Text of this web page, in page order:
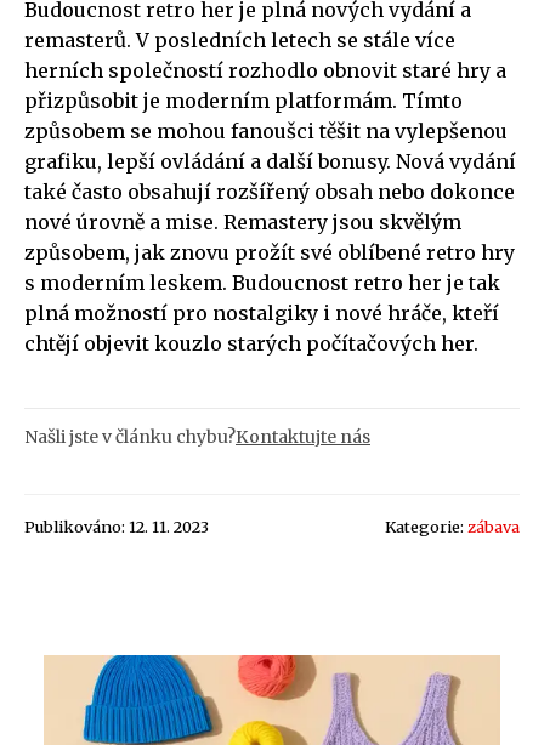
Budoucnost retro her je plná nových vydání a
remasterů. V posledních letech se stále více
herních společností rozhodlo obnovit staré hry a
přizpůsobit je moderním platformám. Tímto
způsobem se mohou fanoušci těšit na vylepšenou
grafiku, lepší ovládání a další bonusy. Nová vydání
také často obsahují rozšířený obsah nebo dokonce
nové úrovně a mise. Remastery jsou skvělým
způsobem, jak znovu prožít své oblíbené retro hry
s moderním leskem. Budoucnost retro her je tak
plná možností pro nostalgiky i nové hráče, kteří
chtějí objevit kouzlo starých počítačových her.
Našli jste v článku chybu?Kontaktujte nás
Publikováno: 12. 11. 2023 Kategorie: zábava